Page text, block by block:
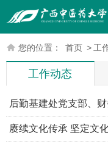
您的位置： 首页 > 工
工作动态
后勤基建处党支部、
处）党支部联合开展
赓续文化传承 坚定文